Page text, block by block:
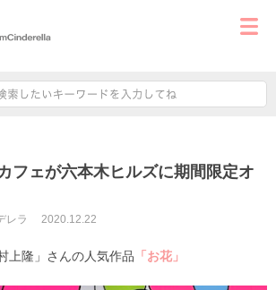
フェが六本木ヒルズに期間限定オ
レラ 2020.12.22
上隆」さんの人気作品 「お花」